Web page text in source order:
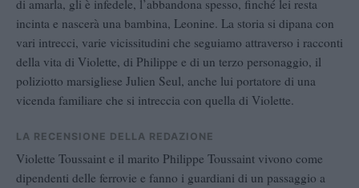
di amarla, gli è infedele, l’abbandona spesso, finché lei resta
incinta e nascerà una bambina, Leonine. La storia si dipana con
vari intrecci, varie vicissitudini che seguiamo attraverso i racconti
della vita di Violette, di Philippe e di un terzo personaggio, il
poliziotto marsigliese Julien Seul, anche lui portatore di una
vicenda familiare che si intreccia con quella di Violette.
LA RECENSIONE DELLA REDAZIONE
Violette Toussaint e il marito Philippe Toussaint vivono come
dipendenti delle ferrovie e fanno i guardiani di un passaggio a